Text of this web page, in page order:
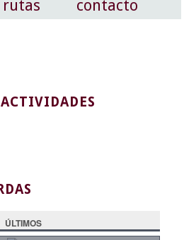
rutas contacto
ÚLTIMOS